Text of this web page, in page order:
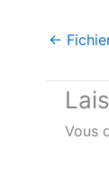
←
Vous